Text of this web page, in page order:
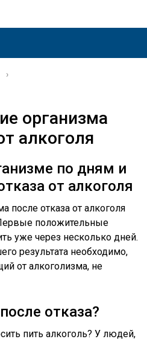
организма
алкоголя
по дням и
от алкоголя
после отказа от алкоголя
положительные
уже через несколько дней.
результата необходимо,
от алкоголизма, не
отказа?
пить алкоголь? У людей,